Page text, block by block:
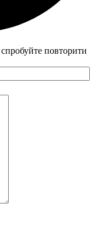
спробуйте повторити